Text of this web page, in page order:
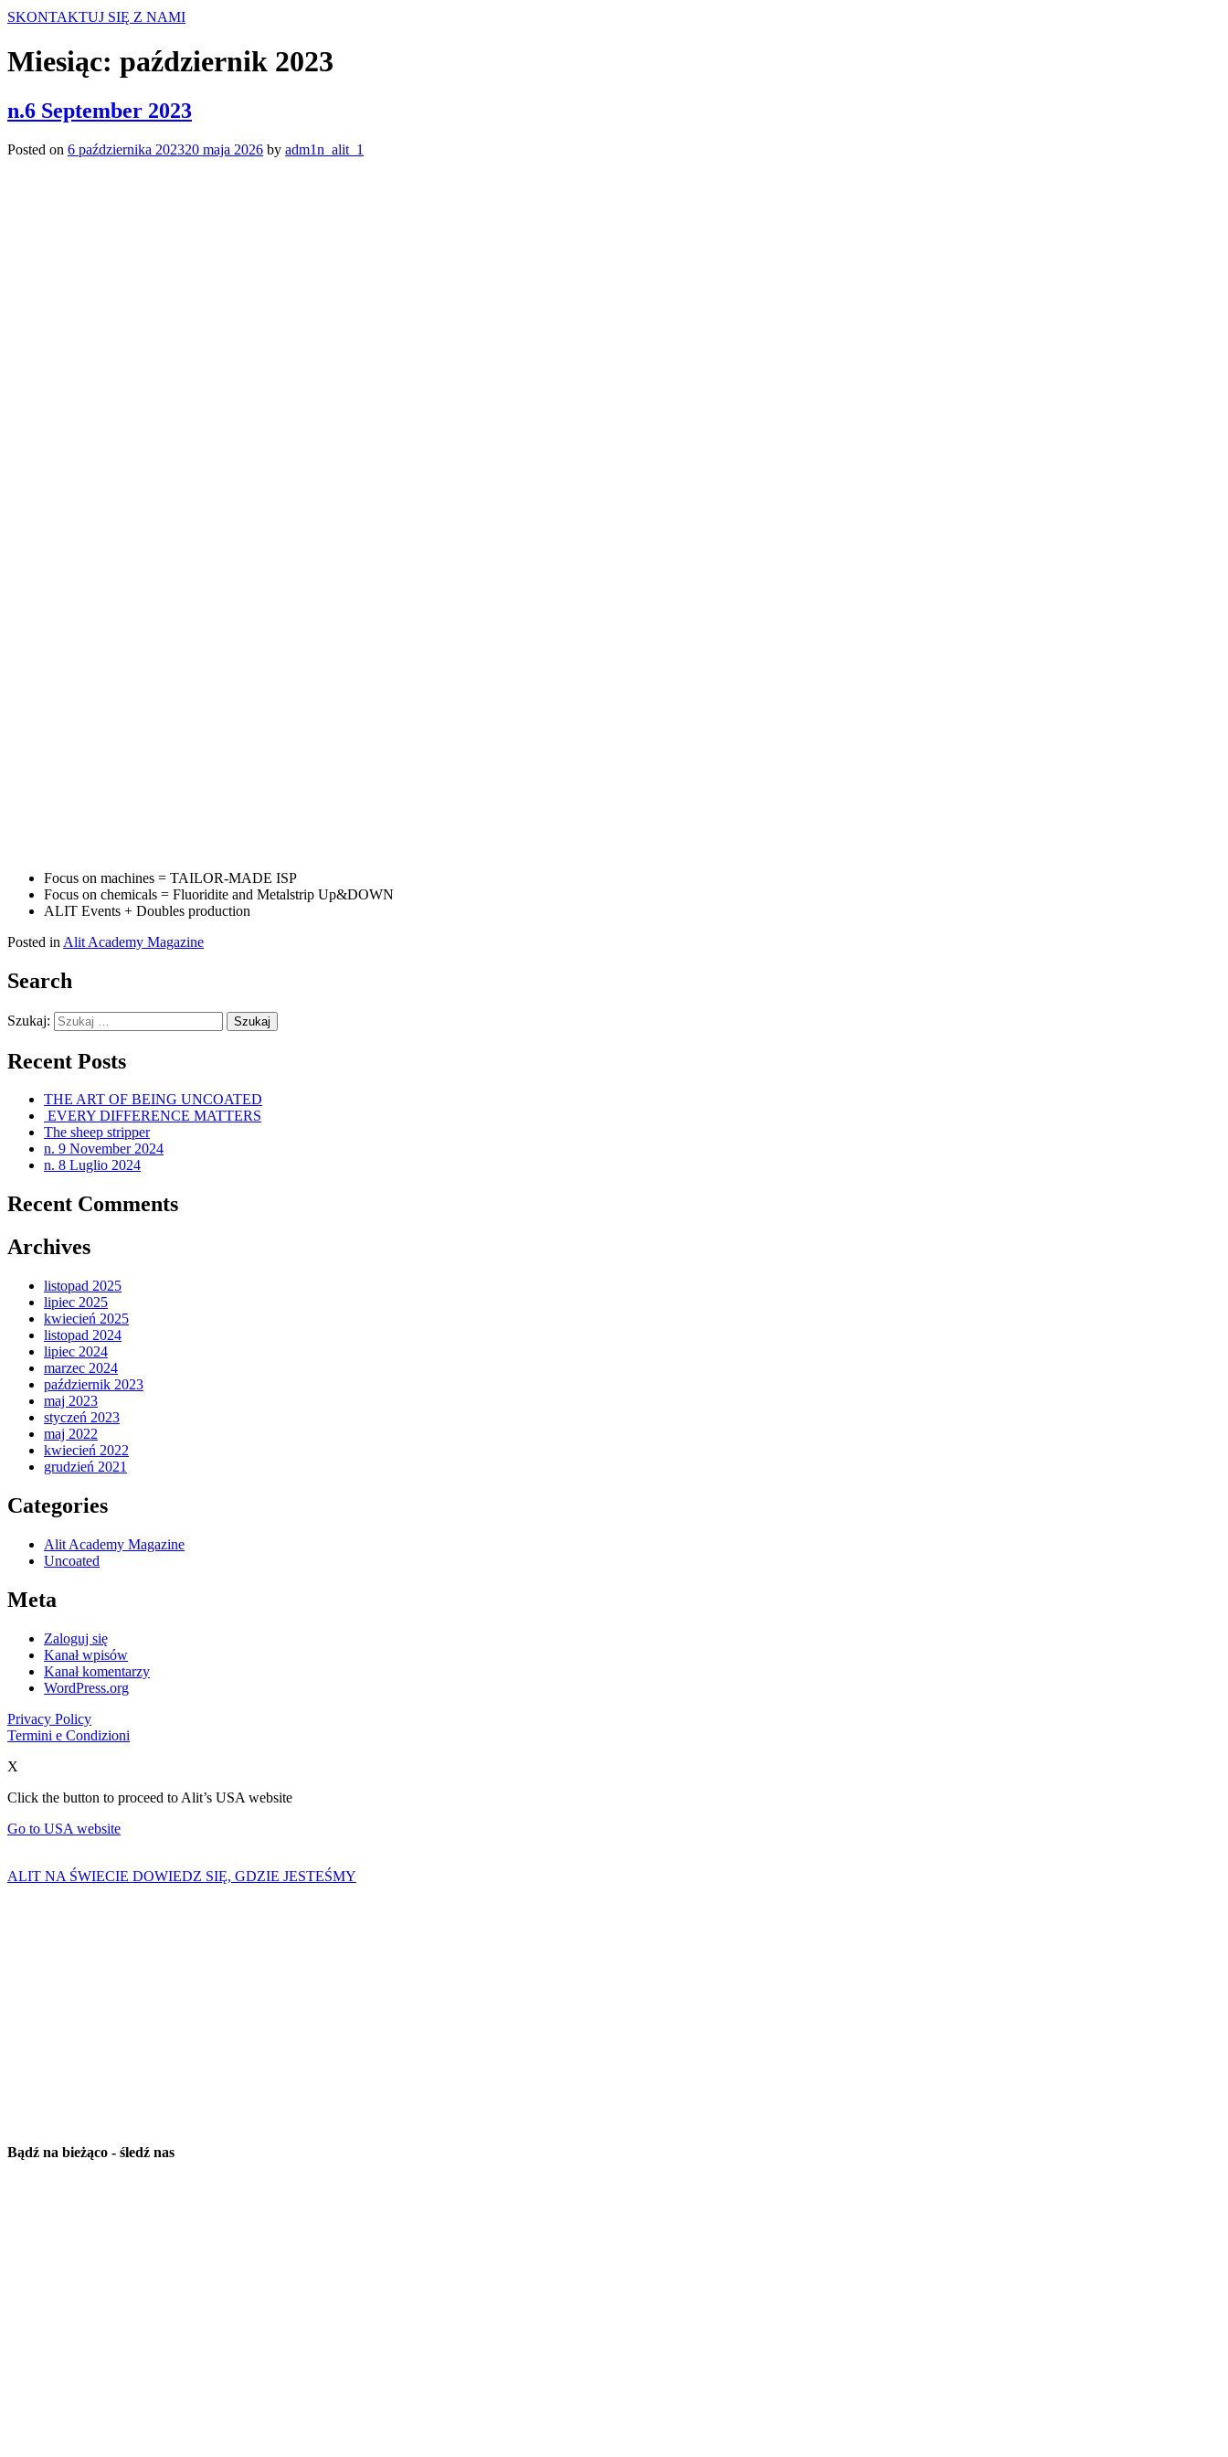
SKONTAKTUJ SIĘ Z NAMI
Miesiąc: październik 2023
n.6 September 2023
Posted on 6 października 202320 maja 2026 by adm1n_alit_1
Focus on machines = TAILOR-MADE ISP
Focus on chemicals = Fluoridite and Metalstrip Up&DOWN
ALIT Events + Doubles production
Posted in Alit Academy Magazine
Search
Szukaj:
Recent Posts
THE ART OF BEING UNCOATED
EVERY DIFFERENCE MATTERS
The sheep stripper
n. 9 November 2024
n. 8 Luglio 2024
Recent Comments
Archives
listopad 2025
lipiec 2025
kwiecień 2025
listopad 2024
lipiec 2024
marzec 2024
październik 2023
maj 2023
styczeń 2023
maj 2022
kwiecień 2022
grudzień 2021
Categories
Alit Academy Magazine
Uncoated
Meta
Zaloguj się
Kanał wpisów
Kanał komentarzy
WordPress.org
Privacy Policy
Termini e Condizioni
X
Click the button to proceed to Alit’s USA website
Go to USA website
ALIT NA ŚWIECIE DOWIEDZ SIĘ, GDZIE JESTEŚMY
Bądź na bieżąco - śledź nas